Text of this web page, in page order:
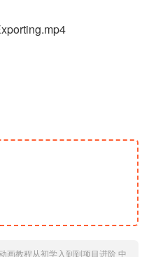
画教程从初学入到到项目进阶 中